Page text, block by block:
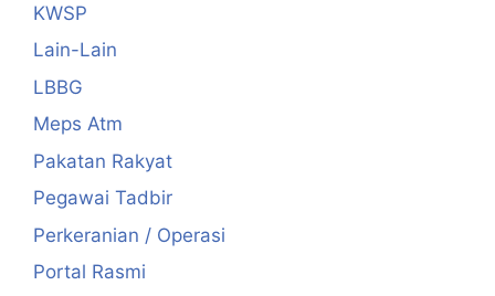
KWSP
Lain-Lain
LBBG
Meps Atm
Pakatan Rakyat
Pegawai Tadbir
Perkeranian / Operasi
Portal Rasmi